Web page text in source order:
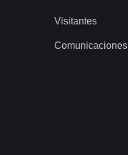
Visitantes
Comunicaciones